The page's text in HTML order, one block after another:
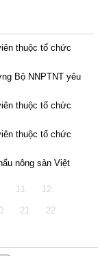
thuộc tổ chức
Bộ NNPTNT yêu
thuộc tổ chức
thuộc tổ chức
nông sản Việt
11 12
21 22